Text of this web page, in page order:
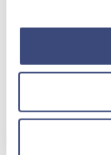
addome
transrettale
torna indietro